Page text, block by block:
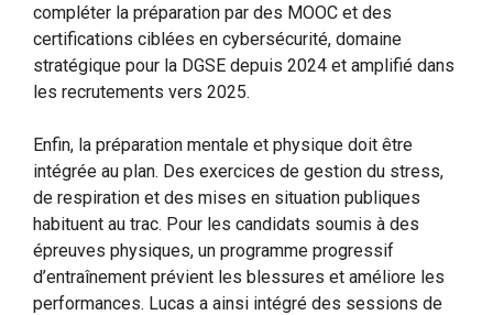
compléter la préparation par des MOOC et des
certifications ciblées en cybersécurité, domaine
stratégique pour la DGSE depuis 2024 et amplifié dans
les recrutements vers 2025.
Enfin, la préparation mentale et physique doit être
intégrée au plan. Des exercices de gestion du stress,
de respiration et des mises en situation publiques
habituent au trac. Pour les candidats soumis à des
épreuves physiques, un programme progressif
d’entraînement prévient les blessures et améliore les
performances. Lucas a ainsi intégré des sessions de